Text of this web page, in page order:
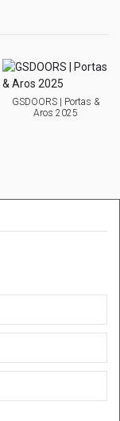
GSDOORS | Portas &
Aros 2025